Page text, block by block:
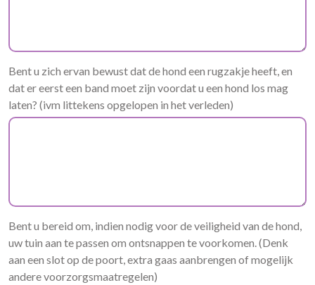
Bent u zich ervan bewust dat de hond een rugzakje heeft, en
dat er eerst een band moet zijn voordat u een hond los mag
laten? (ivm littekens opgelopen in het verleden)
Bent u bereid om, indien nodig voor de veiligheid van de hond,
uw tuin aan te passen om ontsnappen te voorkomen. (Denk
aan een slot op de poort, extra gaas aanbrengen of mogelijk
andere voorzorgsmaatregelen)